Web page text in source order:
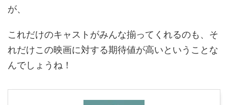
が、
これだけのキャストがみんな揃ってくれるのも、そ
れだけこの映画に対する期待値が高いということな
んでしょうね！